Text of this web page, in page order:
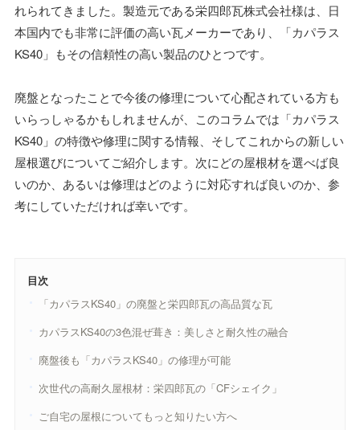
れられてきました。製造元である栄四郎瓦株式会社様は、日
本国内でも非常に評価の高い瓦メーカーであり、「カパラス
KS40」もその信頼性の高い製品のひとつです。
廃盤となったことで今後の修理について心配されている方も
いらっしゃるかもしれませんが、このコラムでは「カパラス
KS40」の特徴や修理に関する情報、そしてこれからの新しい
屋根選びについてご紹介します。次にどの屋根材を選べば良
いのか、あるいは修理はどのように対応すれば良いのか、参
考にしていただければ幸いです。
目次
「カパラスKS40」の廃盤と栄四郎瓦の高品質な瓦
カパラスKS40の3色混ぜ葺き：美しさと耐久性の融合
廃盤後も「カパラスKS40」の修理が可能
次世代の高耐久屋根材：栄四郎瓦の「CFシェイク」
ご自宅の屋根についてもっと知りたい方へ